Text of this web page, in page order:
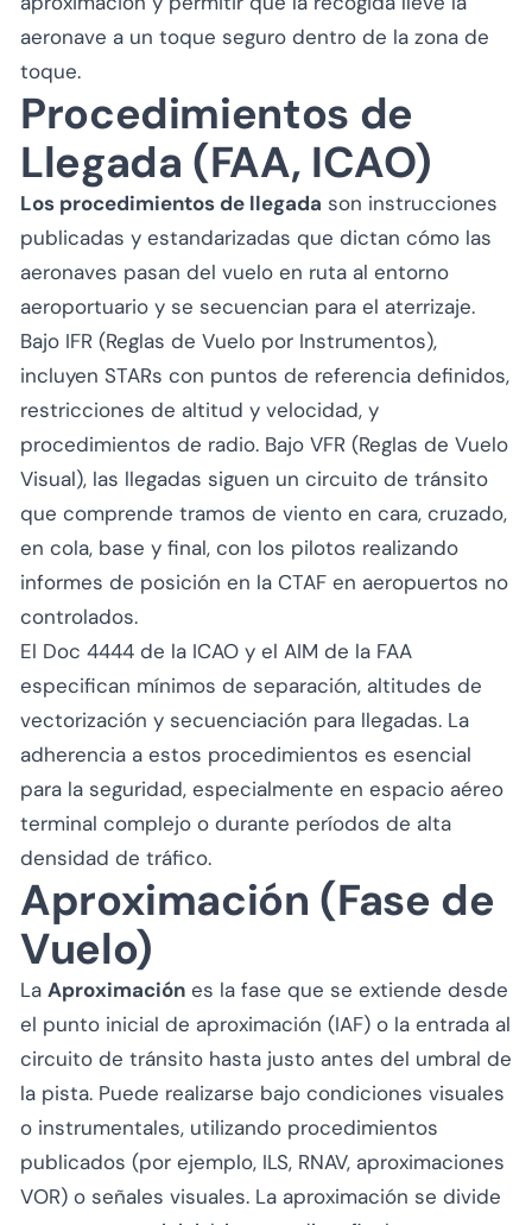
aeronave a un toque seguro dentro de la zona de
toque.
Procedimientos de
Llegada (FAA, ICAO)
Los procedimientos de llegada son instrucciones
publicadas y estandarizadas que dictan cómo las
aeronaves pasan del vuelo en ruta al entorno
aeroportuario y se secuencian para el aterrizaje.
Bajo IFR (Reglas de Vuelo por Instrumentos),
incluyen STARs con puntos de referencia definidos,
restricciones de altitud y velocidad, y
procedimientos de radio. Bajo VFR (Reglas de Vuelo
Visual), las llegadas siguen un circuito de tránsito
que comprende tramos de viento en cara, cruzado,
en cola, base y final, con los pilotos realizando
informes de posición en la CTAF en aeropuertos no
controlados.
El Doc 4444 de la ICAO y el AIM de la FAA
especifican mínimos de separación, altitudes de
vectorización y secuenciación para llegadas. La
adherencia a estos procedimientos es esencial
para la seguridad, especialmente en espacio aéreo
terminal complejo o durante períodos de alta
densidad de tráfico.
Aproximación (Fase de
Vuelo)
La Aproximación es la fase que se extiende desde
el punto inicial de aproximación (IAF) o la entrada al
circuito de tránsito hasta justo antes del umbral de
la pista. Puede realizarse bajo condiciones visuales
o instrumentales, utilizando procedimientos
publicados (por ejemplo, ILS, RNAV, aproximaciones
VOR) o señales visuales. La aproximación se divide